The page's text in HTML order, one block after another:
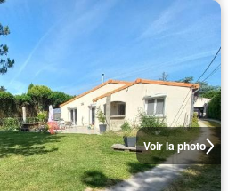
Voir la photo